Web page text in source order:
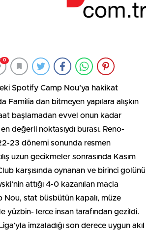
0
Spotify Camp Nou’ya hakikat
Familia dan bitmeyen yapılara alışkın
başlamadan evvel onun kadar
değerli noktasıydı burası. Reno-
23 dönemi sonunda resmen
uzun gecikmeler sonrasında Kasım
karşısında oynanan ve birinci golünü
attığı 4-0 kazanılan maçla
Nou, stat büsbütün kapalı, müze
yüzbin- lerce insan tarafından gezildi.
imzaladığı son derece uygun akıl